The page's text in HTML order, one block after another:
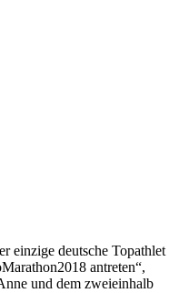
einzige deutsche Topathlet
antreten“,
und dem zweieinhalb